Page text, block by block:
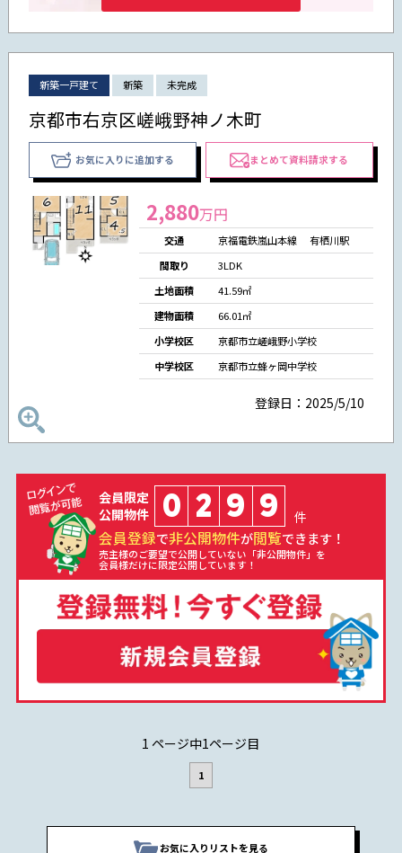
新築一戸建て 新築 未完成
京都市右京区嵯峨野神ノ木町
お気に入りに追加する まとめて資料請求する
2,880万円
交通
京福電鉄嵐山本線 有栖川駅
間取り
3LDK
土地面積
41.59㎡
建物面積
66.01㎡
小学校区
京都市立嵯峨野小学校
中学校区
京都市立蜂ヶ岡中学校
登録日：2025/5/10
会員限定
公開物件
0 2 9 9 件
会員登録で非公開物件が閲覧できます！
売主様のご要望で公開していない「非公開物件」を
会員様だけに限定公開しています！
1 ページ中1ページ目
1
お気に入りリストを見る